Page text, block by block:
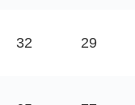
32 29